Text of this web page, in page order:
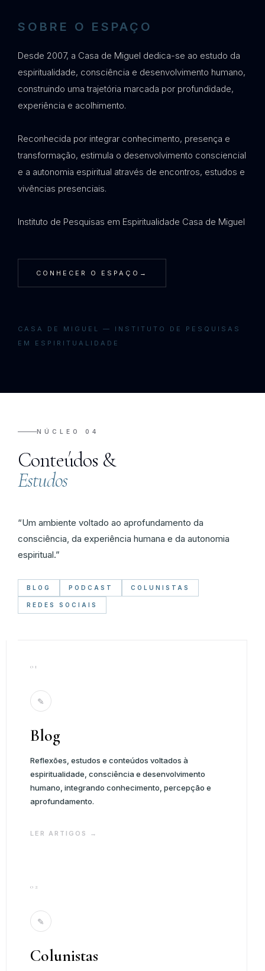
SOBRE O ESPAÇO
Desde 2007, a Casa de Miguel dedica-se ao estudo da
espiritualidade, consciência e desenvolvimento humano,
construindo uma trajetória marcada por profundidade,
experiência e acolhimento.
Reconhecida por integrar conhecimento, presença e
transformação, estimula o desenvolvimento consciencial
e a autonomia espiritual através de encontros, estudos e
vivências presenciais.
Instituto de Pesquisas em Espiritualidade Casa de Miguel
CONHECER O ESPAÇO →
CASA DE MIGUEL — INSTITUTO DE PESQUISAS
EM ESPIRITUALIDADE
NÚCLEO 04
Conteúdos &
Estudos
“Um ambiente voltado ao aprofundamento da
consciência, da experiência humana e da autonomia
espiritual.”
BLOG PODCAST COLUNISTAS
REDES SOCIAIS
01
✎
Blog
Reflexões, estudos e conteúdos voltados à
espiritualidade, consciência e desenvolvimento
humano, integrando conhecimento, percepção e
aprofundamento.
LER ARTIGOS →
02
✎
Colunistas